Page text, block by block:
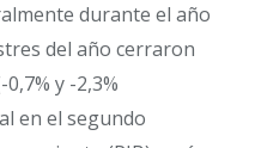
durante el año
del año cerraron
y -2,3%
en el segundo